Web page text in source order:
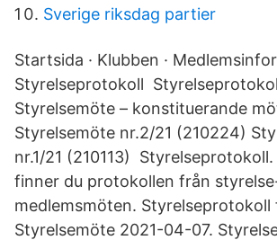
Sverige riksdag partier
Startsida · Klubben ·
Styrelseprotokoll
Styrelsemöte – konstituerande
Styrelsemöte nr.2/21 (210224)
nr.1/21 (210113)
finner du protokollen från
medlemsmöten. Styrelseprotokoll
Styrelsemöte 2021-04-07.